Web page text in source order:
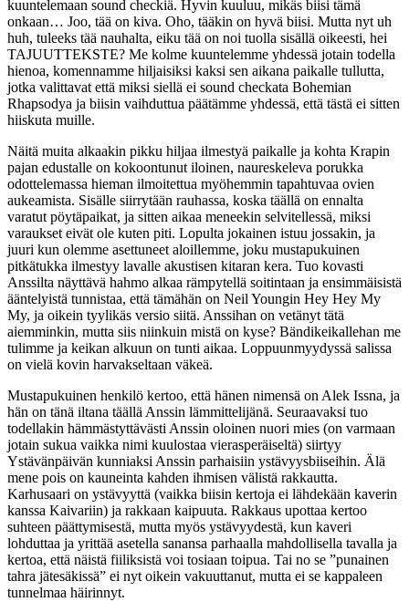
kuuntelemaan sound checkiä. Hyvin kuuluu, mikäs biisi tämä
onkaan… Joo, tää on kiva. Oho, tääkin on hyvä biisi. Mutta nyt uh
huh, tuleeks tää nauhalta, eiku tää on noi tuolla sisällä oikeesti, hei
TAJUUTTEKSTE? Me kolme kuuntelemme yhdessä jotain todella
hienoa, komennamme hiljaisiksi kaksi sen aikana paikalle tullutta,
jotka valittavat että miksi siellä ei sound checkata Bohemian
Rhapsodya ja biisin vaihduttua päätämme yhdessä, että tästä ei sitten
hiiskuta muille.
Näitä muita alkaakin pikku hiljaa ilmestyä paikalle ja kohta Krapin
pajan edustalle on kokoontunut iloinen, naureskeleva porukka
odottelemassa hieman ilmoitettua myöhemmin tapahtuvaa ovien
aukeamista. Sisälle siirrytään rauhassa, koska täällä on ennalta
varatut pöytäpaikat, ja sitten aikaa meneekin selvitellessä, miksi
varaukset eivät ole kuten piti. Lopulta jokainen istuu jossakin, ja
juuri kun olemme asettuneet aloillemme, joku mustapukuinen
pitkätukka ilmestyy lavalle akustisen kitaran kera. Tuo kovasti
Anssilta näyttävä hahmo alkaa rämpytellä soitintaan ja ensimmäisistä
ääntelyistä tunnistaa, että tämähän on Neil Youngin Hey Hey My
My, ja oikein tyylikäs versio siitä. Anssihan on vetänyt tätä
aiemminkin, mutta siis niinkuin mistä on kyse? Bändikeikallehan me
tulimme ja keikan alkuun on tunti aikaa. Loppuunmyydyssä salissa
on vielä kovin harvakseltaan väkeä.
Mustapukuinen henkilö kertoo, että hänen nimensä on Alek Issna, ja
hän on tänä iltana täällä Anssin lämmittelijänä. Seuraavaksi tuo
todellakin hämmästyttävästi Anssin oloinen nuori mies (on varmaan
jotain sukua vaikka nimi kuulostaa vierasperäiseltä) siirtyy
Ystävänpäivän kunniaksi Anssin parhaisiin ystävyysbiiseihin. Älä
mene pois on kauneinta kahden ihmisen välistä rakkautta.
Karhusaari on ystävyyttä (vaikka biisin kertoja ei lähdekään kaverin
kanssa Kaivariin) ja rakkaan kaipuuta. Rakkaus upottaa kertoo
suhteen päättymisestä, mutta myös ystävyydestä, kun kaveri
lohduttaa ja yrittää asetella sanansa parhaalla mahdollisella tavalla ja
kertoa, että näistä fiiliksistä voi tosiaan toipua. Tai no se ”punainen
tahra jätesäkissä” ei nyt oikein vakuuttanut, mutta ei se kappaleen
tunnelmaa häirinnyt.